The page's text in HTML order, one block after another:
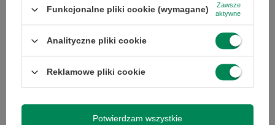
Funkcjonalne pliki cookie (wymagane)
Zawsze
aktywne
Analityczne pliki cookie
Reklamowe pliki cookie
Potwierdzam wszystkie